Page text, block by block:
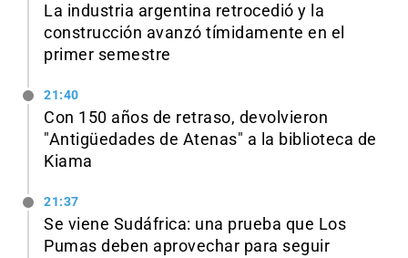
La industria argentina retrocedió y la
construcción avanzó tímidamente en el
primer semestre
21:40
Con 150 años de retraso, devolvieron
"Antigüedades de Atenas" a la biblioteca de
Kiama
21:37
Se viene Sudáfrica: una prueba que Los
Pumas deben aprovechar para seguir